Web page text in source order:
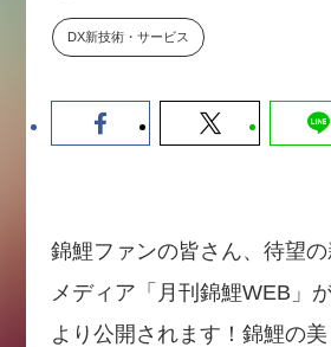
DX新技術・サービス
錦鯉ファンの皆さん、待望
メディア「月刊錦鯉WEB」
より公開されます！錦鯉の